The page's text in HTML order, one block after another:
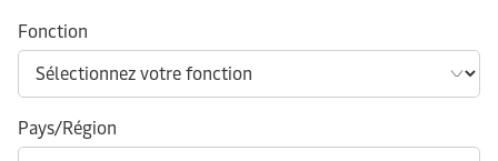
Fonction
Pays/Région